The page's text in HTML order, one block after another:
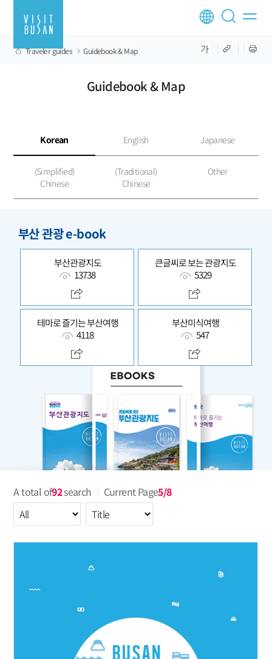
Traveler guides Guidebook & Map
Guidebook & Map
Korean English Japanese
(Simplified)
Chinese
(Traditional)
Chinese
Other
부산 관광 e-book
부산관광지도
13738
큰글씨로 보는 관광지도
5329
테마로 즐기는 부산여행
4118
부산미식여행
547
A total of92search Current Page5/8
All
Select an item